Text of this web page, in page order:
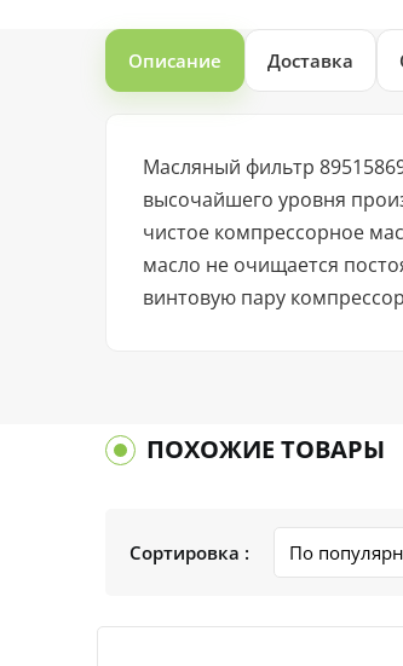
Описание Доставка
Масляный фильтр
высочайшего уровня
чистое компрессорное
масло не очищается
винтовую пару
ПОХОЖИЕ ТОВАРЫ
Сортировка :